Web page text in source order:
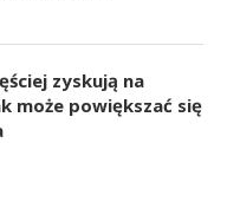
zyskują na
może powiększać się